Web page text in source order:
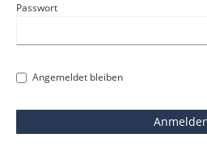
Passwort
Angemeldet bleiben